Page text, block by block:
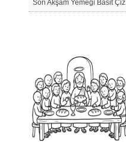
Son Akşam Yemeği Basit Çiz